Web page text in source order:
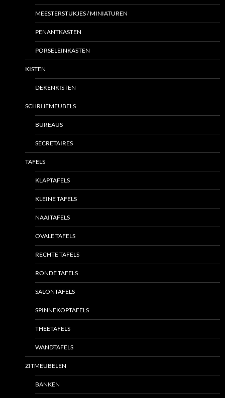
MEESTERSTUKJES / MINIATUREN
PENANTKASTEN
PORSELEINKASTEN
KISTEN
DEKENKISTEN
SCHRIJFMEUBELS
BUREAUS
SECRETAIRES
TAFELS
KLAPTAFELS
KLEINE TAFELS
NAAITAFELS
OVALE TAFELS
RECHTE TAFELS
RONDE TAFELS
SALONTAFELS
SPINNEKOPTAFELS
THEETAFELS
WANDTAFELS
ZITMEUBELEN
BANKEN